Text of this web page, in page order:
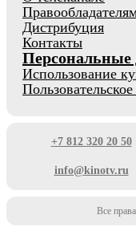
Дистрибуция
Контакты
Персональные
Использование
+7 812 320 20 50
info@kinotv.ru
Все